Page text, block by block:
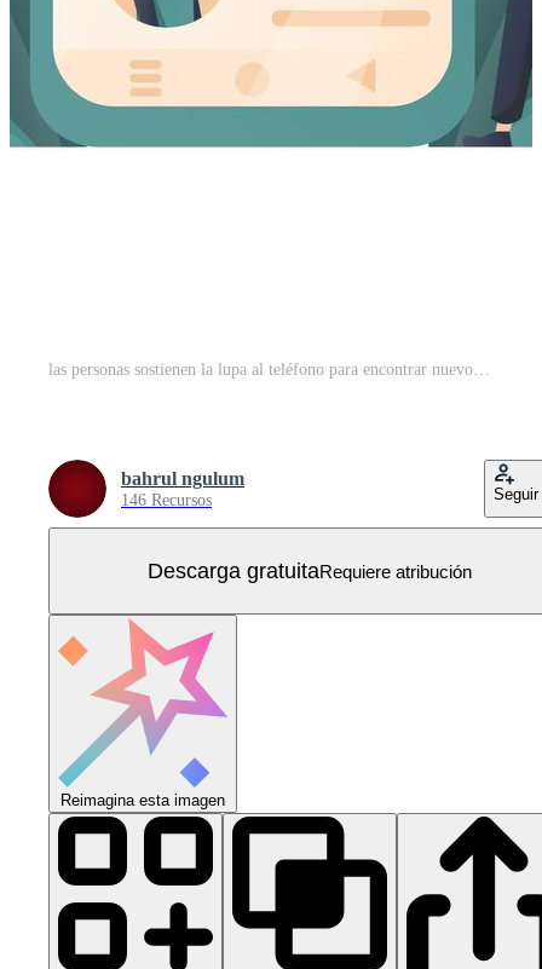
las personas sostienen la lupa al teléfono para encontrar nuevos empleados Vector Gratis
bahrul ngulum
146 Recursos Seguir
Descarga gratuitaRequiere atribución
Reimagina esta imagen